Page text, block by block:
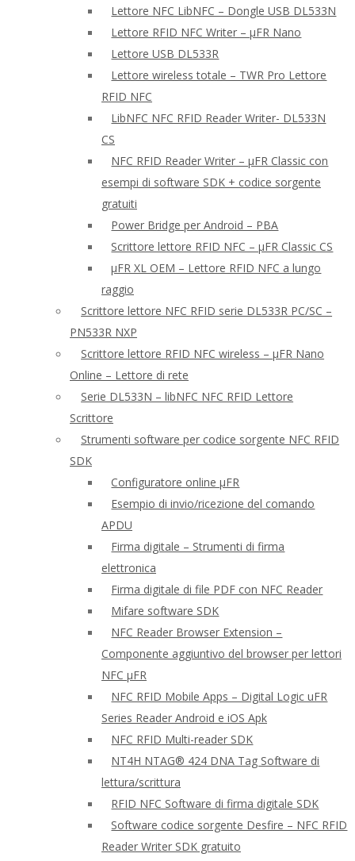
Lettore NFC LibNFC – Dongle USB DL533N
Lettore RFID NFC Writer – μFR Nano
Lettore USB DL533R
Lettore wireless totale – TWR Pro Lettore
RFID NFC
LibNFC NFC RFID Reader Writer- DL533N
CS
NFC RFID Reader Writer – μFR Classic con
esempi di software SDK + codice sorgente
gratuiti
Power Bridge per Android – PBA
Scrittore lettore RFID NFC – μFR Classic CS
μFR XL OEM – Lettore RFID NFC a lungo
raggio
Scrittore lettore NFC RFID serie DL533R PC/SC –
PN533R NXP
Scrittore lettore RFID NFC wireless – μFR Nano
Online – Lettore di rete
Serie DL533N – libNFC NFC RFID Lettore
Scrittore
Strumenti software per codice sorgente NFC RFID
SDK
Configuratore online μFR
Esempio di invio/ricezione del comando
APDU
Firma digitale – Strumenti di firma
elettronica
Firma digitale di file PDF con NFC Reader
Mifare software SDK
NFC Reader Browser Extension –
Componente aggiuntivo del browser per lettori
NFC μFR
NFC RFID Mobile Apps – Digital Logic uFR
Series Reader Android e iOS Apk
NFC RFID Multi-reader SDK
NT4H NTAG® 424 DNA Tag Software di
lettura/scrittura
RFID NFC Software di firma digitale SDK
Software codice sorgente Desfire – NFC RFID
Reader Writer SDK gratuito